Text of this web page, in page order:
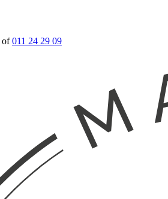
of011 24 29 09